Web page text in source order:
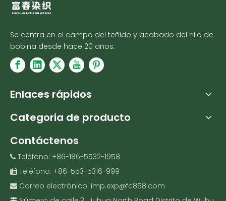
Se centra en el campo del teñido y acabado del hilo de
bobina desde hace 20 años.
Enlaces rápidos
Categoria de producto
Contáctenos
 Teléfono: +86-186-5532-1958
 Teléfono: +86-553-5316-999
 Correo electrónico: imp.exp@fc858.com